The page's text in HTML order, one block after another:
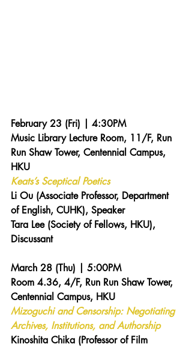
February 23 (Fri) | 4:30PM
Music Library Lecture Room, 11/F, Run
Run Shaw Tower, Centennial Campus,
HKU
Keats’s Sceptical Poetics
Li Ou (Associate Professor, Department
of English, CUHK), Speaker
Tara Lee (Society of Fellows, HKU),
Discussant
March 28 (Thu) | 5:00PM
Room 4.36, 4/F, Run Run Shaw Tower,
Centennial Campus, HKU
Mizoguchi and Censorship: Negotiating
Archives, Institutions, and Authorship
Kinoshita Chika (Professor of Film